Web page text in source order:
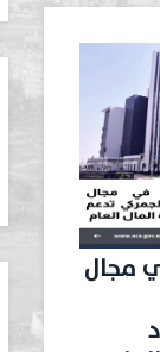
مجال